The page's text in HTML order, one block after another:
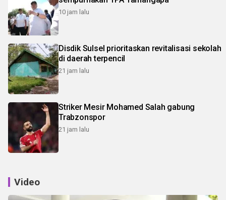
10 jam lalu
Disdik Sulsel prioritaskan revitalisasi sekolah
di daerah terpencil
21 jam lalu
Striker Mesir Mohamed Salah gabung
Trabzonspor
21 jam lalu
Video